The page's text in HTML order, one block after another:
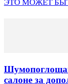
ЭТО МОЖЕТ
салоне за